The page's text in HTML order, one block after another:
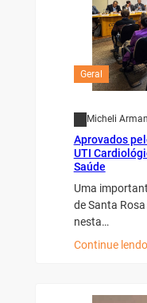
Geral
Micheli
Aprovados
UTI
Saúde
Uma
de Santa
nesta…
Continue